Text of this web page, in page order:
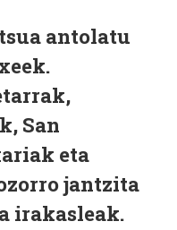
antolatu
San
eta
jantzita
irakasleak.